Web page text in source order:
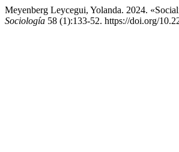
Meyenberg Leycegui, Yolanda. 2024.
Sociología 58 (1):133-52. https://doi.org/